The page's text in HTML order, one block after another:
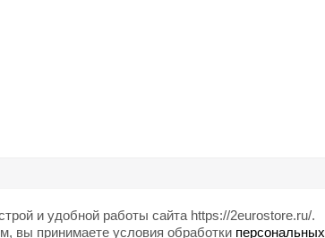
Блог
и удобной работы сайта https://2eurostore.ru/.
вы принимаете условия обработки персональных